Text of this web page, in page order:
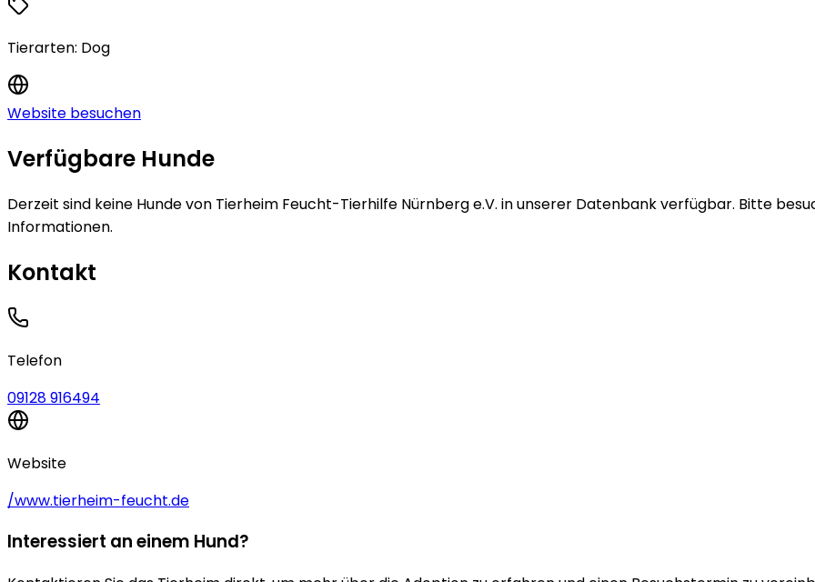
Tierarten: Dog
Website besuchen
Verfügbare Hunde
Derzeit sind keine Hundevon Tierheim Feucht-Tierhilfe Nürnberg e.V. in unserer Datenbank verfügbar. Bitte
Informationen.
Kontakt
Telefon
09128 916494
Website
/www.tierheim-feucht.de
Interessiert an einem Hund?